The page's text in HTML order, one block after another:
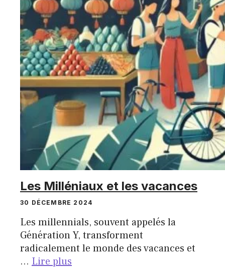
Les Milléniaux et les vacances
30 DÉCEMBRE 2024
Les millennials, souvent appelés la
Génération Y, transforment
radicalement le monde des vacances et
… Lire plus